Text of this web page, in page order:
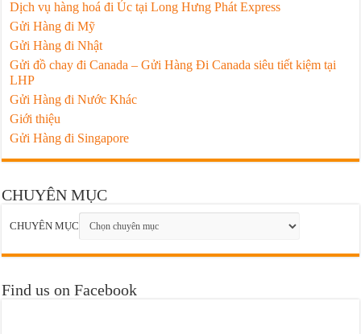
Dịch vụ hàng hoá đi Úc tại Long Hưng Phát Express
Gửi Hàng đi Mỹ
Gửi Hàng đi Nhật
Gửi đồ chay đi Canada – Gửi Hàng Đi Canada siêu tiết kiệm tại
LHP
Gửi Hàng đi Nước Khác
Giới thiệu
Gửi Hàng đi Singapore
CHUYÊN MỤC
CHUYÊN MỤC
Find us on Facebook